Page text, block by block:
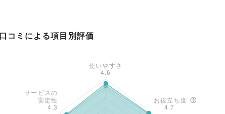
口コミによる項目別評価